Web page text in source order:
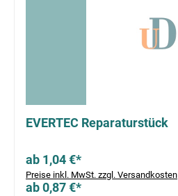
EVERTEC Reparaturstück
ab 1,04 €*
Preise inkl. MwSt. zzgl. Versandkosten
ab 0,87 €*